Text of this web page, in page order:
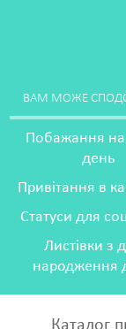
ВАМ МОЖЕ
Побажання
день
Привітання в
Статуси для
Листівки з
народження
Каталог